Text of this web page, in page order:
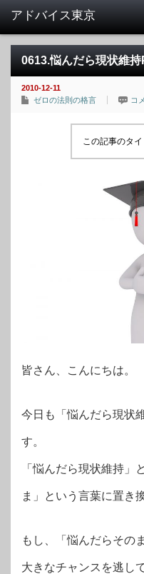
0613.悩んだら現状維
2010-12-11
ゼロの法則の格言
コ
この記事のタ
皆さん、こんにちは。
今日も「悩んだら現状
す。
「悩んだら現状維持」
ま」という言葉に置き
もし、「悩んだらその
大きなチャンスを逃し